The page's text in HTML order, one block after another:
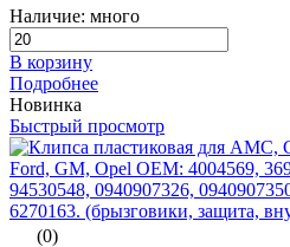
Наличие: много
В корзину
Подробнее
Новинка
Быстрый просмотр
(0)